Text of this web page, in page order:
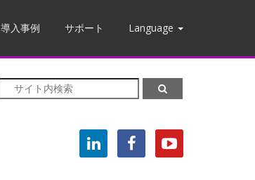
導入事例 サポート Language